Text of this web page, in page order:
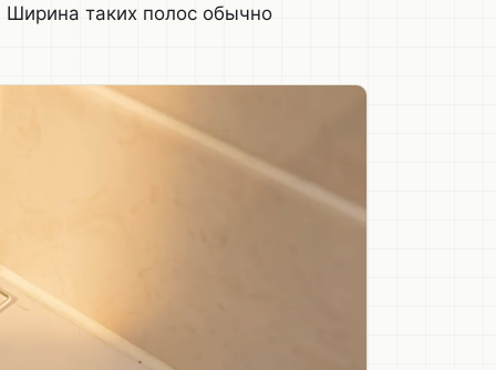
Ширина таких полос обычно